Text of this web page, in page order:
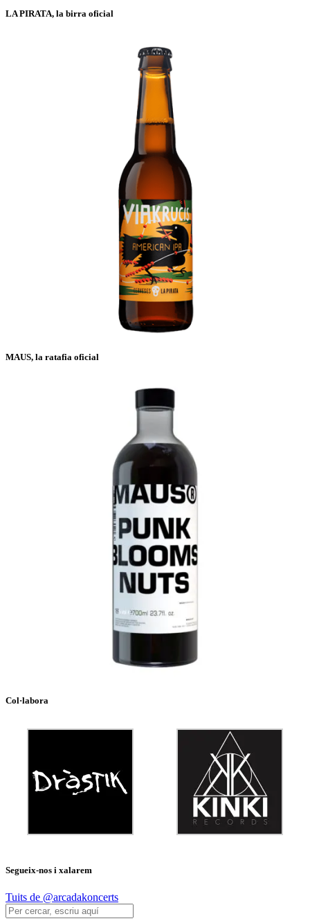
LA PIRATA, la birra oficial
MAUS, la ratafia oficial
Col·labora
Segueix-nos i xalarem
Tuits de @arcadakoncerts